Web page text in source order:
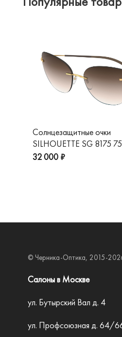
Солнцезащитные очки
SILHOUETTE SG 8175
32 000 ₽
© Черника-Оптика, 2015-
Салоны в Москве
ул. Бутырский Вал д. 4
ул. Профсоюзная д. 64/